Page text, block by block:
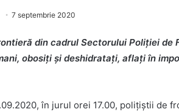
7 septembrie 2020
din cadrul Sectorului Poliției
obosiți și deshidratați, aflați în
în jurul orei 17.00, poliţiştii de